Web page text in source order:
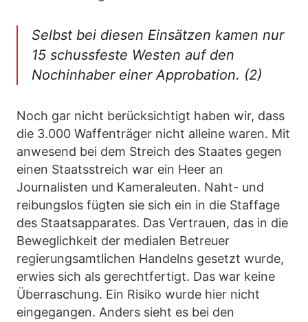
Selbst bei diesen Einsätzen kamen nur
15 schussfeste Westen auf den
Nochinhaber einer Approbation. (2)
Noch gar nicht berücksichtigt haben wir, dass
die 3.000 Waffenträger nicht alleine waren. Mit
anwesend bei dem Streich des Staates gegen
einen Staatsstreich war ein Heer an
Journalisten und Kameraleuten. Naht- und
reibungslos fügten sie sich ein in die Staffage
des Staatsapparates. Das Vertrauen, das in die
Beweglichkeit der medialen Betreuer
regierungsamtlichen Handelns gesetzt wurde,
erwies sich als gerechtfertigt. Das war keine
Überraschung. Ein Risiko wurde hier nicht
eingegangen. Anders sieht es bei den